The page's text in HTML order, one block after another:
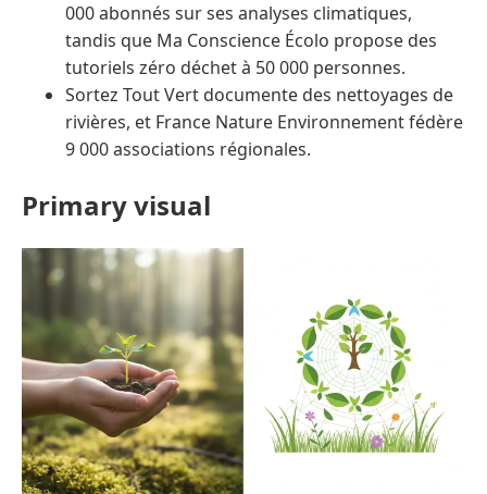
000 abonnés sur ses analyses climatiques,
tandis que Ma Conscience Écolo propose des
tutoriels zéro déchet à 50 000 personnes.
Sortez Tout Vert documente des nettoyages de
rivières, et France Nature Environnement fédère
9 000 associations régionales.
Primary visual